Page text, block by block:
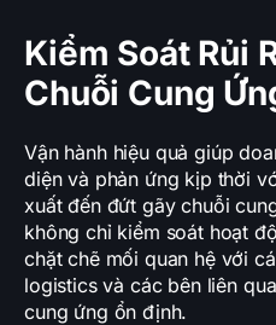
Kiểm Soát Rủi
Chuỗi Cung
Vận hành hiệu quả giúp
diện và phản ứng kịp thời
xuất đến đứt gãy chuỗi
không chỉ kiểm soát hoạt
chặt chẽ mối quan hệ với
logistics và các bên liên
cung ứng ổn định.